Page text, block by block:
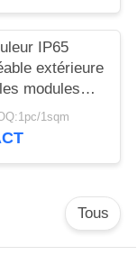
IP65
extérieure
modules
en
1sqm
Tous